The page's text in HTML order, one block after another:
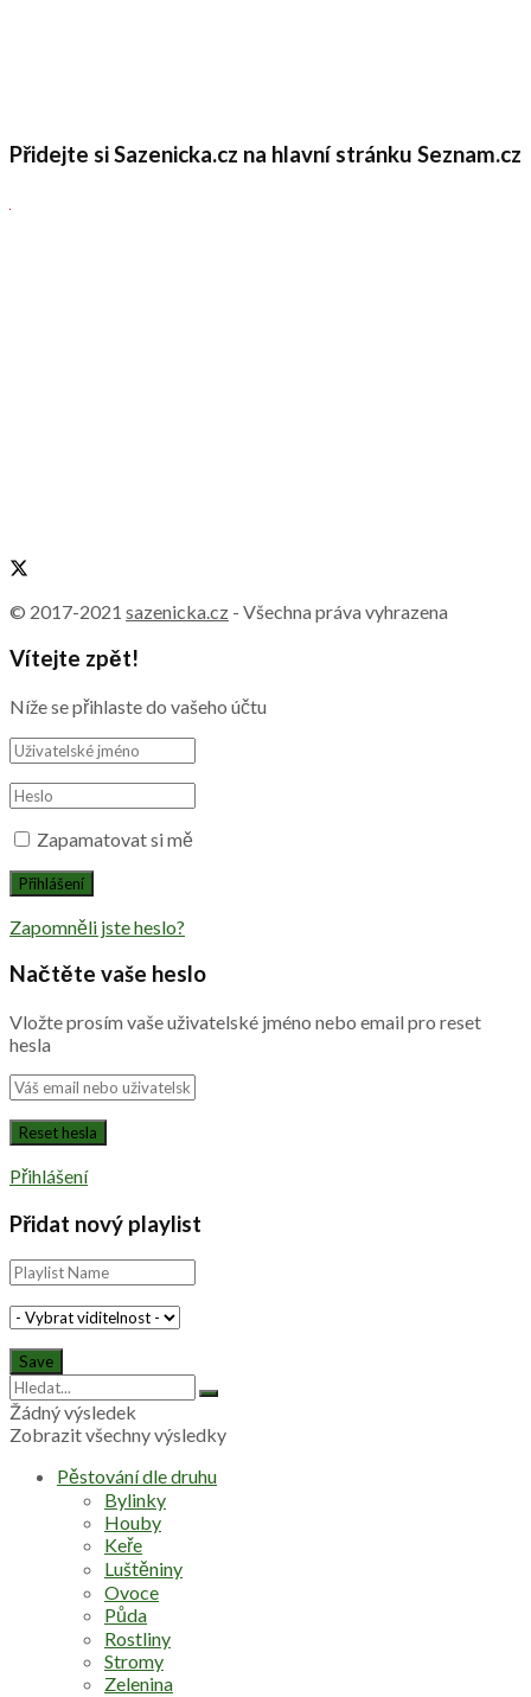
Přidejte si Sazenicka.cz na hlavní stránku Seznam.cz
© 2017-2021 sazenicka.cz - Všechna práva vyhrazena
Vítejte zpět!
Níže se přihlaste do vašeho účtu
Zapamatovat si mě
Zapomněli jste heslo?
Načtěte vaše heslo
Vložte prosím vaše uživatelské jméno nebo email pro reset
hesla
Přihlášení
Přidat nový playlist
Žádný výsledek
Zobrazit všechny výsledky
Pěstování dle druhu
Bylinky
Houby
Keře
Luštěniny
Ovoce
Půda
Rostliny
Stromy
Zelenina